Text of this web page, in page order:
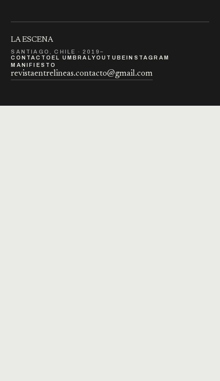
LA ESCENA
SANTIAGO, CHILE · 2019–
CONTACTO EL UMBRALYOUTUBE
INSTAGRAM
MANIFIESTO
revistaentrelineas.contacto@gmail.com